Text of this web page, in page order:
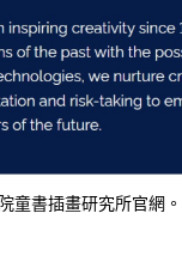
童書插畫研究所官網。